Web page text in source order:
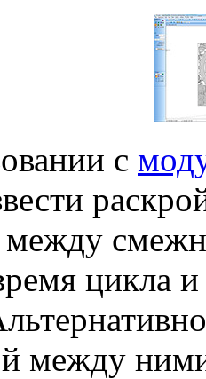
с
между
цикла и
между